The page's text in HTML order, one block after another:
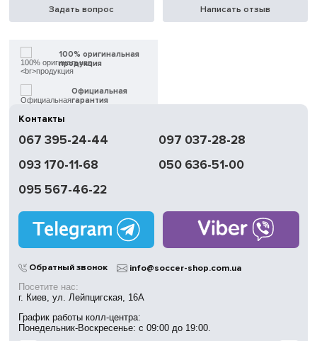
Задать вопрос Написать отзыв
100% оригинальная
продукция
Официальная
гарантия
доставка
Обмен | Возвращение
без выходных
в Киеве
Контакты
067 395-24-44
097 037-28-28
093 170-11-68
050 636-51-00
095 567-46-22
Обратный звонок info@soccer-shop.com.ua
Посетите нас:
г. Киев, ул. Лейпцигская, 16А
График работы колл-центра:
Понедельник-Воскресенье: с 09:00 до 19:00.